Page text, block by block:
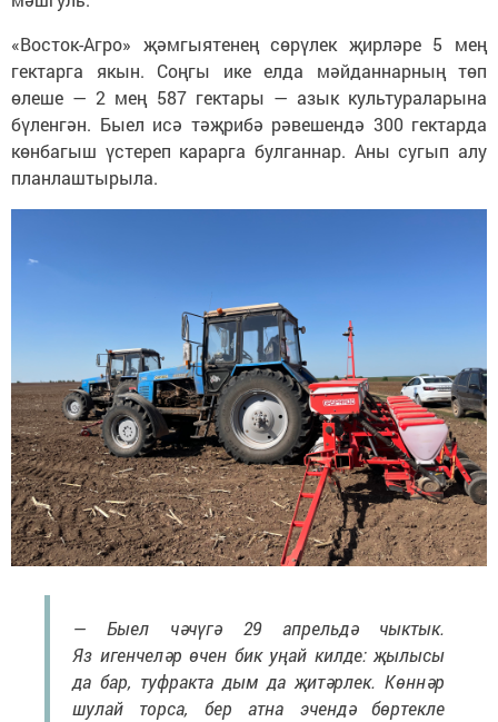
«Восток-Агро» җәмгыятенең сөрүлек җирләре 5 мең
гектарга якын. Соңгы ике елда мәйданнарның төп
өлеше — 2 мең 587 гектары — азык культураларына
бүленгән. Быел исә тәҗрибә рәвешендә 300 гектарда
көнбагыш үстереп карарга булганнар. Аны сугып алу
планлаштырыла.
— Быел чәчүгә 29 апрельдә чыктык.
Яз игенчеләр өчен бик уңай килде: җылысы
да бар, туфракта дым да җитәрлек. Көннәр
шулай торса, бер атна эчендә бөртекле